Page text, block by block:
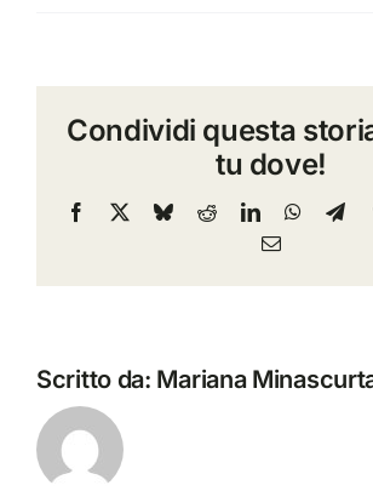
Condividi questa
tu dove!
Facebook BlueskyRedditLinkedIn
Email
Scritto da: Mariana